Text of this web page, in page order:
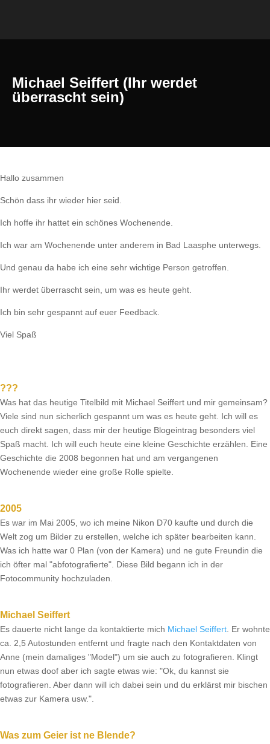
Michael Seiffert (Ihr werdet
überrascht sein)
Hallo zusammen
Schön dass ihr wieder hier seid.
Ich hoffe ihr hattet ein schönes Wochenende.
Ich war am Wochenende unter anderem in Bad Laasphe unterwegs.
Und genau da habe ich eine sehr wichtige Person getroffen.
Ihr werdet überrascht sein, um was es heute geht.
Ich bin sehr gespannt auf euer Feedback.
Viel Spaß
???
Was hat das heutige Titelbild mit Michael Seiffert und mir gemeinsam?
Viele sind nun sicherlich gespannt um was es heute geht. Ich will es
euch direkt sagen, dass mir der heutige Blogeintrag besonders viel
Spaß macht. Ich will euch heute eine kleine Geschichte erzählen. Eine
Geschichte die 2008 begonnen hat und am vergangenen
Wochenende wieder eine große Rolle spielte.
2005
Es war im Mai 2005, wo ich meine Nikon D70 kaufte und durch die
Welt zog um Bilder zu erstellen, welche ich später bearbeiten kann.
Was ich hatte war 0 Plan (von der Kamera) und ne gute Freundin die
ich öfter mal "abfotografierte". Diese Bild begann ich in der
Fotocommunity hochzuladen.
Michael Seiffert
Es dauerte nicht lange da kontaktierte mich Michael Seiffert . Er wohnte
ca. 2,5 Autostunden entfernt und fragte nach den Kontaktdaten von
Anne (mein damaliges "Model") um sie auch zu fotografieren. Klingt
nun etwas doof aber ich sagte etwas wie: "Ok, du kannst sie
fotografieren. Aber dann will ich dabei sein und du erklärst mir bischen
etwas zur Kamera usw.".
Was zum Geier ist ne Blende?